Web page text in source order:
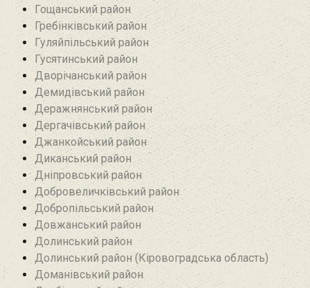
Гощанський район
Гребінківський район
Гуляйпільський район‎
Гусятинський район‎
Дворічанський район
Демидівський район
Деражнянський район
Дергачівський район
Джанкойський район
Диканський район
Дніпровський район
Добровеличківський район
Добропільський район‎
Довжанський район
Долинський район
Долинський район (Кіровоградська область)
Доманівський район‎